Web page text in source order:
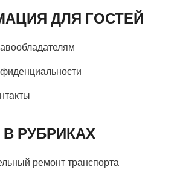
ДЛЯ ГОСТЕЙ
РУБРИКАХ
ремонт транспорта